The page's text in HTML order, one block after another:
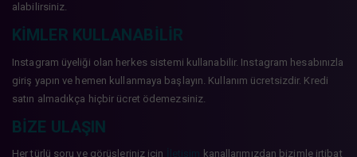
alabilirsiniz.
KIMLER KULLANABILIR
Instagram üyeliği olan herkes sistemi kullanabilir. Instagram hesabınızla
giriş yapın ve hemen kullanmaya başlayın. Kullanım ücretsizdir. Kredi
satın almadıkça hiçbir ücret ödemezsiniz.
BIZE ULAŞIN
Her türlü soru ve görüşleriniz için kanallarımızdan bizimle irtibat